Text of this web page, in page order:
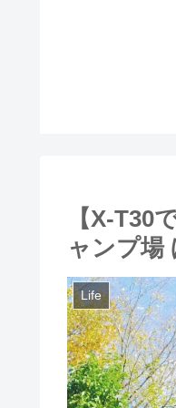
【X-T30
ャンプ場
Life